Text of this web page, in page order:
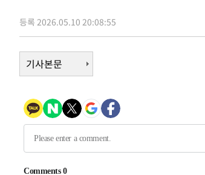
-14653초 전 >
우 0.49%↑
-5181초 전 > [속보] 이란 대통령 "지금 최고지도자
임 3년 인터뷰
-31498초 전 >내일까지 39도 '펄펄'…기상청 "태풍
-31135초 전 >트럼프, 한국계 진보 주지사 후보 맹
-27633초 전 >
-26330초 전 >
등록 2026.05.10 20:08:55
기사본문